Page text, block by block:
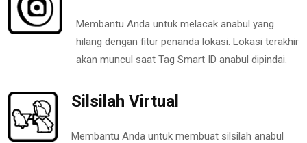
Membantu Anda untuk melacak anabul yang
hilang dengan fitur penanda lokasi. Lokasi terakhir
akan muncul saat Tag Smart ID anabul dipindai.
Silsilah Virtual
Membantu Anda untuk membuat silsilah anabul